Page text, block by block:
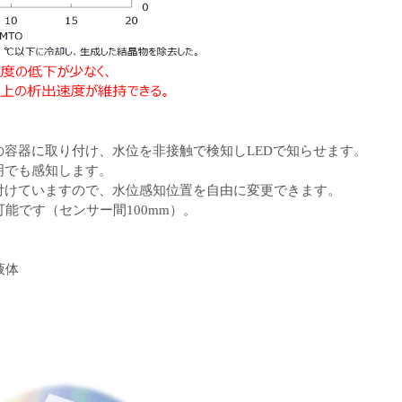
器に取り付け、水位を非接触で検知しLEDで知らせます。
も感知します。
ていますので、水位感知位置を自由に変更できます。
です（センサー間100mm）。
体